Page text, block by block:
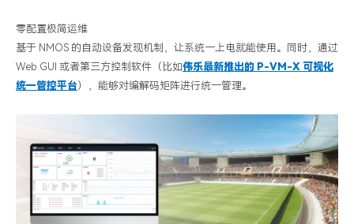
零配置极简运维
基于 NMOS 的自动设备发现机制，让系统一上电就能使用。同时，通过
Web GUI 或者第三方控制软件（比如伟乐最新推出的 P-VM-X 可视化
统一管控平台），能够对编解码矩阵进行统一管理。